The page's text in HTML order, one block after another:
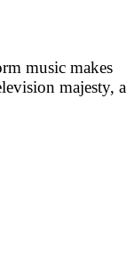
music makes
majesty, a